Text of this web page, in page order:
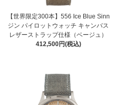
【世界限定300本】556 Ice Blue Sinn
ジン パイロットウォッチ キャンバス
レザーストラップ仕様（ベージュ）
412,500円(税込)